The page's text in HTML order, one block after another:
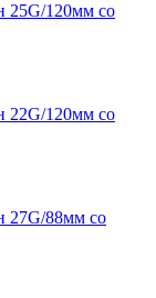
25G/120мм со
22G/120мм со
27G/88мм со